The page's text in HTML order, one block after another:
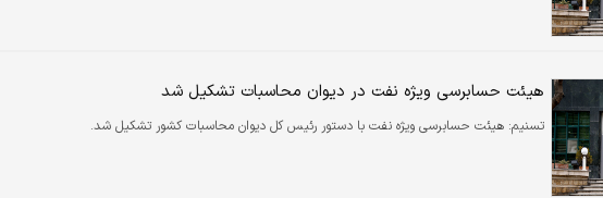
هیئت حسابرسی ویژه نفت در دیوان محاسبات تشکیل شد
تسنیم: هیئت حسابرسی ویژه نفت با دستور رئیس کل دیوان محاسبات کشور تشکیل شد.